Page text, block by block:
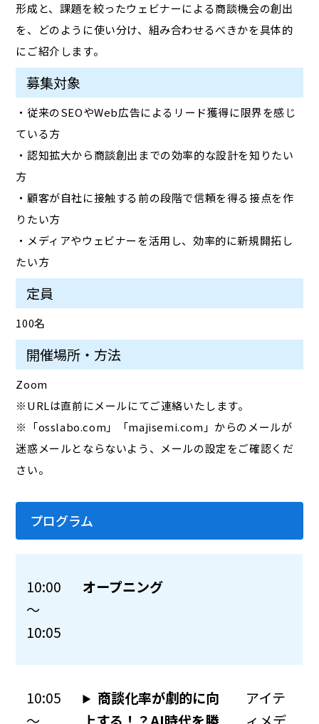
形成と、課題を絞ったウェビナーによる商談機会の創出
を、どのように使い分け、組み合わせるべきかを具体的
にご紹介します。
募集対象
・従来のSEOやWeb広告によるリード獲得に限界を感じ
ている方
・認知拡大から商談創出までの効率的な設計を知りたい
方
・顧客が自社に接触する前の段階で信頼を得る接点を作
りたい方
・メディアやウェビナーを活用し、効率的に新規開拓し
たい方
定員
100名
開催場所・方法
Zoom
※URLは直前にメールにてご連絡いたします。
※「osslabo.com」「majisemi.com」からのメールが
迷惑メールとならないよう、メールの設定をご確認くだ
さい。
プログラム
10:00
～
10:05
オープニング
10:05
商談化率が劇的に向
アイテ